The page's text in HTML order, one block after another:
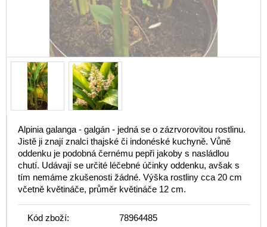
Alpinia galanga - galgán - jedná se o zázrvorovitou rostlinu.
Jistě ji znají znalci thajské či indonéské kuchyně. Vůně
oddenku je podobná černému pepři jakoby s nasládlou
chutí. Udávají se určité léčebné účinky oddenku, avšak s
tím nemáme zkušenosti žádné. Výška rostliny cca 20 cm
včetně květináče, průměr květináče 12 cm.
Kód zboží: 78964485